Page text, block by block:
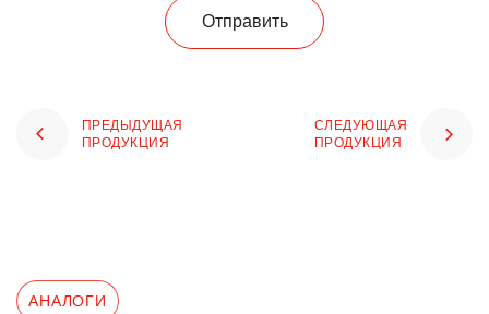
Отправить
ПРЕДЫДУЩАЯ
ПРОДУКЦИЯ
СЛЕДУЮЩАЯ
ПРОДУКЦИЯ
АНАЛОГИ